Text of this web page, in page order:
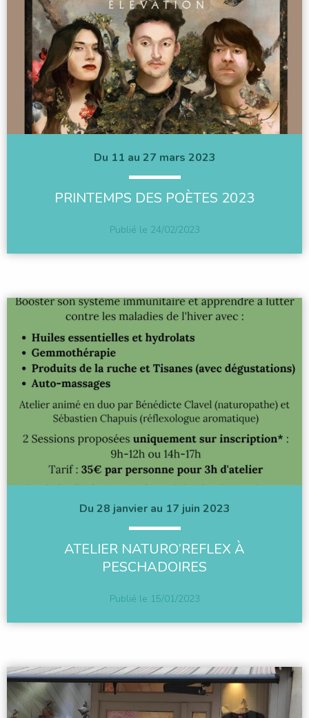
Du 11 au 27 mars 2023
PRINTEMPS DES POÈTES 2023
Publié le 24/02/2023
Du 28 janvier au 17 juin 2023
ATELIER NATURO’REFLEX À
PESCHADOIRES
Publié le 15/01/2023